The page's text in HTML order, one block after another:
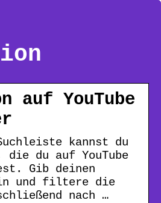
auf YouTube
kannst du
du auf YouTube
Gib deinen
und filtere die
nach …